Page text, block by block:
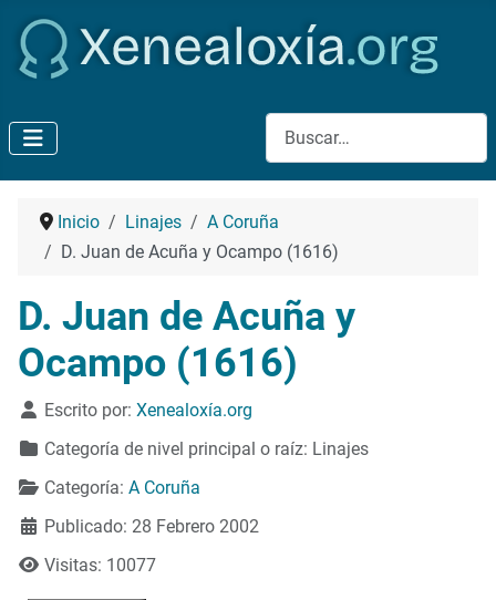
Buscar
Inicio Linajes
A Coruña
D. Juan de Acuña y Ocampo (1616)
D. Juan de Acuña y
Ocampo (1616)
Detalles
Escrito por: Xenealoxía.org
Categoría de nivel principal o raíz: Linajes
Categoría: A Coruña
Publicado: 28 Febrero 2002
Visitas: 10077